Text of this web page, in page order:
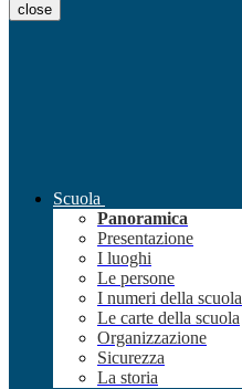
close
Scuola
Panoramica
Presentazione
I luoghi
Le persone
I numeri della scuola
Le carte della scuola
Organizzazione
Sicurezza
La storia